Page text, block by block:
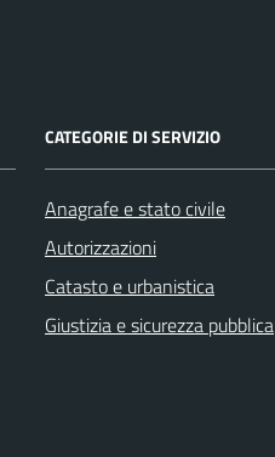
CATEGORIE DI SERVIZIO
Anagrafe e stato civile
Autorizzazioni
Catasto e urbanistica
Giustizia e sicurezza pubblica